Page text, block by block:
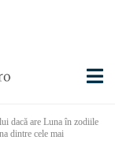
dacă are Luna în zodiile
dintre cele mai